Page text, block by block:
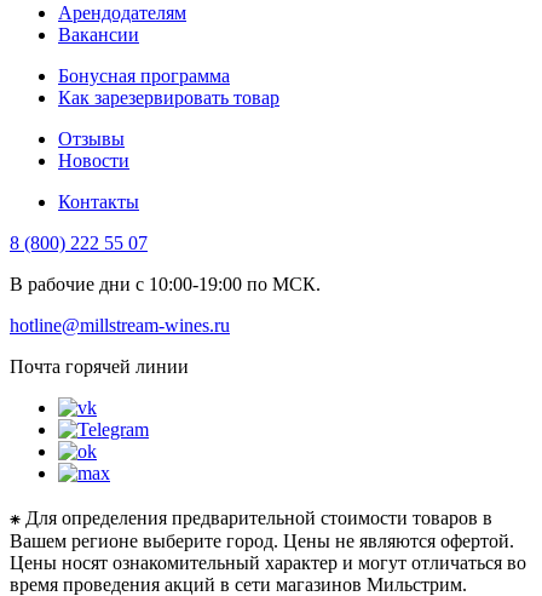
Арендодателям
Вакансии
Бонусная программа
Как зарезервировать товар
Отзывы
Новости
Контакты
8 (800) 222 55 07
В рабочие дни с 10:00-19:00 по МСК.
hotline@millstream-wines.ru
Почта горячей линии
⁕ Для определения предварительной стоимости товаров в
Вашем регионе выберите город. Цены не являются офертой.
Цены носят ознакомительный характер и могут отличаться во
время проведения акций в сети магазинов Мильстрим.